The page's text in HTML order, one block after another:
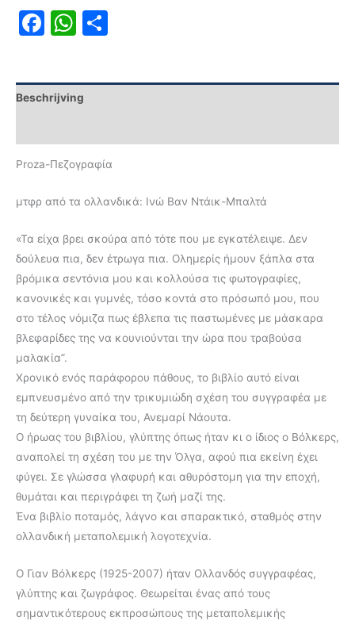
Facebook
WhatsApp
Beschrijving
Proza-Πεζογραφία
μτφρ από τα ολλανδικά: Ινώ Βαν Ντάικ-Μπαλτά
«Τα είχα βρει σκούρα από τότε που με εγκατέλειψε. Δεν
δούλευα πια, δεν έτρωγα πια. Ολημερίς ήμουν ξάπλα στα
βρόμικα σεντόνια μου και κολλούσα τις φωτογραφίες,
κανονικές και γυμνές, τόσο κοντά στο πρόσωπό μου, που
στο τέλος νόμιζα πως έβλεπα τις παστωμένες με μάσκαρα
βλεφαρίδες της να κουνιούνται την ώρα που τραβούσα
μαλακία”.
Χρονικό ενός παράφορου πάθους, το βιβλίο αυτό είναι
εμπνευσμένο από την τρικυμιώδη σχέση του συγγραφέα με
τη δεύτερη γυναίκα του, Ανεμαρί Νάουτα.
Ο ήρωας του βιβλίου, γλύπτης όπως ήταν κι ο ίδιος ο Βόλκερς,
αναπολεί τη σχέση του με την Όλγα, αφού πια εκείνη έχει
φύγει. Σε γλώσσα γλαφυρή και αθυρόστομη για την εποχή,
θυμάται και περιγράφει τη ζωή μαζί της.
Ένα βιβλίο ποταμός, λάγνο και σπαρακτικό, σταθμός στην
ολλανδική μεταπολεμική λογοτεχνία.
Ο Γιαν Βόλκερς (1925-2007) ήταν Ολλανδός συγγραφέας,
γλύπτης και ζωγράφος. Θεωρείται ένας από τους
σημαντικότερους εκπροσώπους της μεταπολεμικής